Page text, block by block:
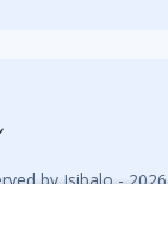
by Isibalo - 2026